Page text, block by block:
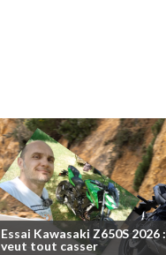
Essai Kawasaki Z650S2026:
veut tout casser